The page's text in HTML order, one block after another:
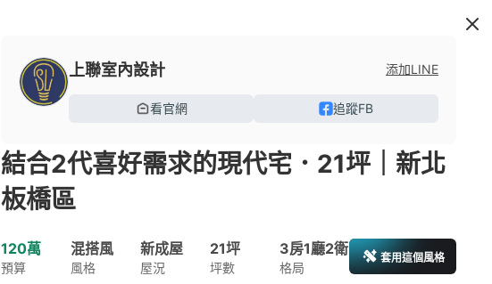
上聯室內設計 添加LINE
看官網 追蹤FB
結合2代喜好需求的現代宅．21坪｜新北
板橋區
120萬
預算
混搭風
風格
新成屋
屋況
21坪
坪數
3房1廳2衛
格局
套用這個風格